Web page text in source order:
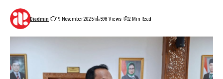
Diadmin 19 November 2025 598 Views 2 Min Read